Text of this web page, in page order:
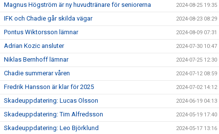
Magnus Högström är ny huvudtränare för seniorerna 2024-08-25 19:35
IFK och Chadie går skilda vägar 2024-08-23 08:29
Pontus Wiktorsson lämnar 2024-08-09 07:31
Adrian Kozic ansluter 2024-07-30 10:47
Niklas Bernhoff lämnar 2024-07-25 12:30
Chadie summerar våren 2024-07-12 08:59
Fredrik Hansson är klar för 2025 2024-07-02 14:12
Skadeuppdatering: Lucas Olsson 2024-06-19 04:13
Skadeuppdatering: Tim Alfredsson 2024-05-19 17:40
Skadeuppdatering: Leo Björklund 2024-05-17 13:16